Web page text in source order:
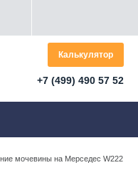
Калькулятор
+7 (499) 490 57 52
мочевины на Мерседес W222